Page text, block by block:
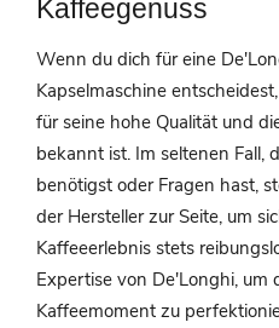
Kaffeegenuss
Wenn du dich für eine
Kapselmaschine
für seine hohe Qualität und
bekannt ist. Im seltenen Fall,
benötigst oder Fragen hast,
der Hersteller zur Seite, um
Kaffeeerlebnis stets
Expertise von De'Longhi, um
Kaffeemoment zu